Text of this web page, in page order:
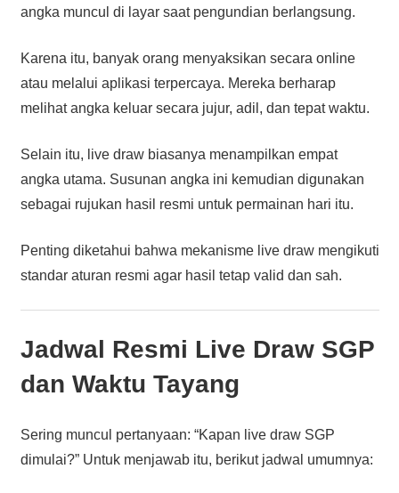
angka muncul di layar saat pengundian berlangsung.
Karena itu, banyak orang menyaksikan secara online
atau melalui aplikasi terpercaya. Mereka berharap
melihat angka keluar secara jujur, adil, dan tepat waktu.
Selain itu, live draw biasanya menampilkan empat
angka utama. Susunan angka ini kemudian digunakan
sebagai rujukan hasil resmi untuk permainan hari itu.
Penting diketahui bahwa mekanisme live draw mengikuti
standar aturan resmi agar hasil tetap valid dan sah.
Jadwal Resmi Live Draw SGP
dan Waktu Tayang
Sering muncul pertanyaan: “Kapan live draw SGP
dimulai?” Untuk menjawab itu, berikut jadwal umumnya: